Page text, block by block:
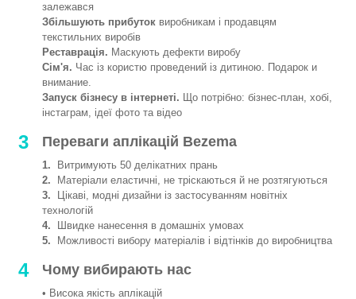
залежався
Збільшують прибуток виробникам і продавцям
текстильних виробів
Реставрація. Маскують дефекти виробу
Сім'я. Час із користю проведений із дитиною. Подарок и
внимание.
Запуск бізнесу в інтернеті. Що потрібно: бізнес-план, хобі,
інстаграм, ідеї фото та відео
3 Переваги аплікацій Bezema
1. Витримують 50 делікатних прань
2. Матеріали еластичні, не тріскаються й не розтягуються
3. Цікаві, модні дизайни із застосуванням новітніх
технологій
4. Швидке нанесення в домашніх умовах
5. Можливості вибору матеріалів і відтінків до виробництва
4 Чому вибирають нас
• Висока якість аплікацій